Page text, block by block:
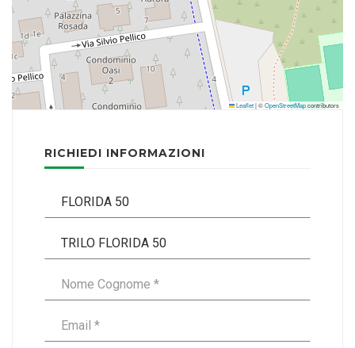
Leaflet|©OpenStreetMapcontributors
RICHIEDI INFORMAZIONI